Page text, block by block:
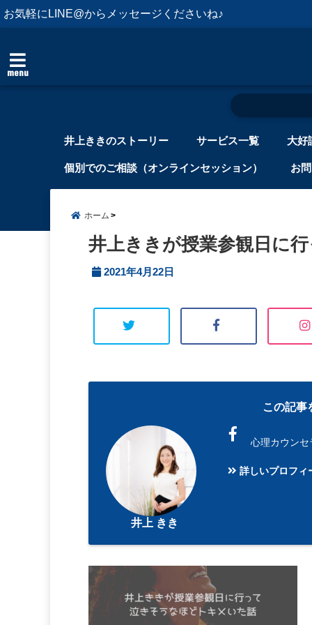
お気軽にLINE@からメッセージくださいね♪
menu
井上ききのストーリー サービス一覧 大好
個別でのご相談（オンラインセッション） お
ホーム
井上ききが授業参観日に
2021年4月22日
この記事
井上 きき
心理カウン
詳しいプロフィ